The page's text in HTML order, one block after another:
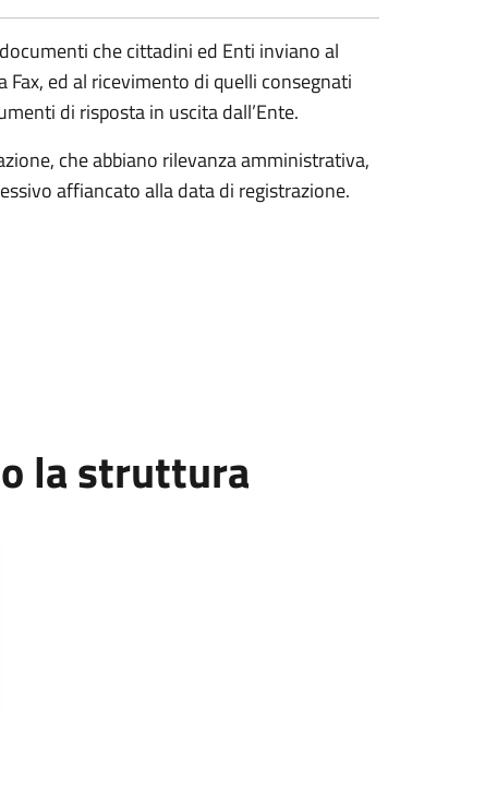
che cittadini ed Enti inviano al
ed al ricevimento di quelli consegnati
di risposta in uscita dall’Ente.
che abbiano rilevanza amministrativa,
affiancato alla data di registrazione.
la struttura